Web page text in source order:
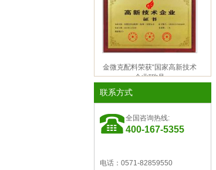
企业”称号
浙江省创新型企业称号
联系方式
全国咨询热线:
400-167-5355
电话：0571-82859550